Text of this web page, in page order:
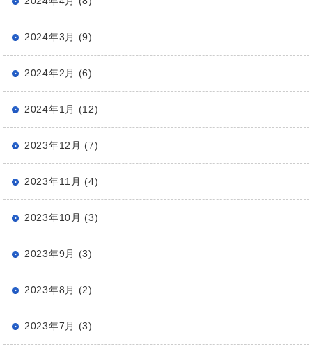
2024年3月 (9)
2024年2月 (6)
2024年1月 (12)
2023年12月 (7)
2023年11月 (4)
2023年10月 (3)
2023年9月 (3)
2023年8月 (2)
2023年7月 (3)